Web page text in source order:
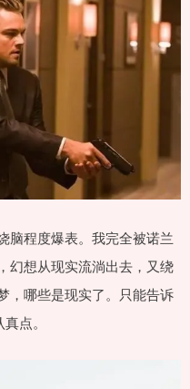
脑程度爆表。我完全被诺兰
幻想从现实流淌出去，又绕
，哪些是现实了。只能告诉
点。